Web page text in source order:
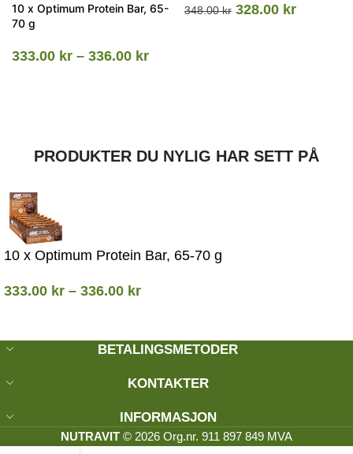
10 x Optimum Protein Bar, 65-
70 g
333.00 kr – 336.00 kr
348.00kr 328.00 kr
PRODUKTER DU NYLIG HAR SETT PÅ
10 x Optimum Protein Bar, 65-70 g
333.00 kr – 336.00 kr
BETALINGSMETODER
KONTAKTER
INFORMASJON
NUTRAVIT © 2026 Org.nr. 911 897 849 MVA